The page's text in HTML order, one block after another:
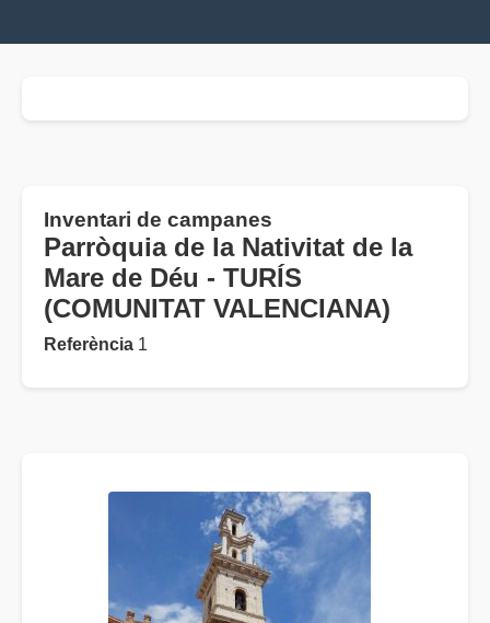
Inventari de campanes
Parròquia de la Nativitat de la
Mare de Déu - TURÍS
(COMUNITAT VALENCIANA)
Referència 1